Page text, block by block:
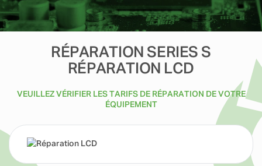
RÉPARATION SERIES S
RÉPARATION LCD
VEUILLEZ VÉRIFIER LES TARIFS DE RÉPARATION DE VOTRE
ÉQUIPEMENT